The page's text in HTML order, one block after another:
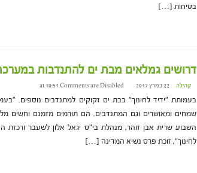
בטיחות […]
דרושים גמלאים מבת ים להתנדבות
קהילה 22 במרץ 2017 at 10:51 Comments are Disabled
בעמותת "ידיד לחינוך" בבת ים זקוקים למתנדבים נוספים.
שמחים ומאושרים וגם המתנדבים. הם תורמים מזמנם וחשים
השבוע שרית אבן זוהר, מנהלת בי"ס יגאל אלון לשעבר ורכזת
לחינוך", זוכת פרס נשיא המדינה […]